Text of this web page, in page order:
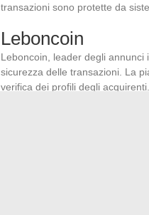
transazioni sono protette da
Leboncoin
Leboncoin, leader degli
sicurezza delle transazioni. La
verifica dei profili degli